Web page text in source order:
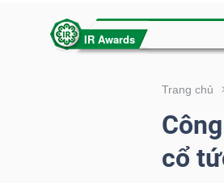
Trang chủ
cổ
VIETSTOCK